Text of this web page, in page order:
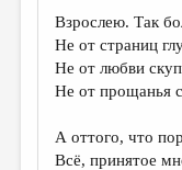
ИЗБРАННОЕ
ДАЙДЖЕСТ
ПЕРЕВОДЫ
Взрослею. Так
Не от страниц
Не от любви
Не от прощанья
А оттого, что
Всё, принятое